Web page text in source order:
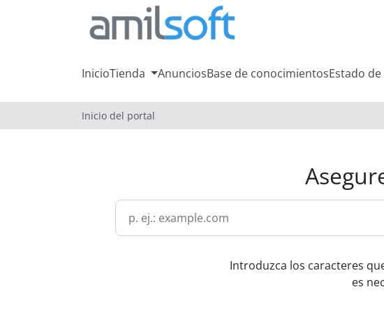
InicioTienda AnunciosBase de conocimientosEstado
Inicio del portal
Introduzca los caracteres
es